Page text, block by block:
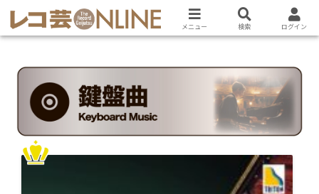
メニュー 検索 ログイン